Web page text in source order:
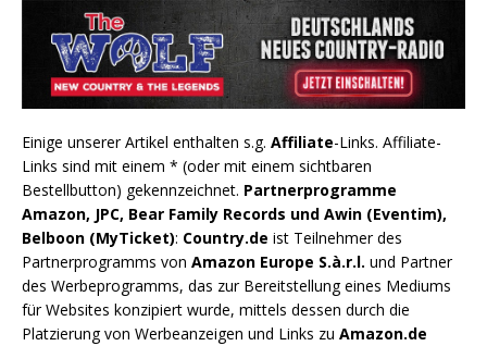
Einige unserer Artikel enthalten s.g. Affiliate-Links. Affiliate-
Links sind mit einem * (oder mit einem sichtbaren
Bestellbutton) gekennzeichnet. Partnerprogramme
Amazon, JPC, Bear Family Records und Awin (Eventim),
Belboon (MyTicket): Country.de ist Teilnehmer des
Partnerprogramms von Amazon Europe S.à.r.l. und Partner
des Werbeprogramms, das zur Bereitstellung eines Mediums
für Websites konzipiert wurde, mittels dessen durch die
Platzierung von Werbeanzeigen und Links zu Amazon.de